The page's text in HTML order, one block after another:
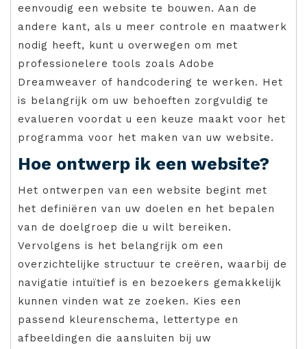
eenvoudig een website te bouwen. Aan de
andere kant, als u meer controle en maatwerk
nodig heeft, kunt u overwegen om met
professionelere tools zoals Adobe
Dreamweaver of handcodering te werken. Het
is belangrijk om uw behoeften zorgvuldig te
evalueren voordat u een keuze maakt voor het
programma voor het maken van uw website.
Hoe ontwerp ik een website?
Het ontwerpen van een website begint met
het definiëren van uw doelen en het bepalen
van de doelgroep die u wilt bereiken.
Vervolgens is het belangrijk om een
overzichtelijke structuur te creëren, waarbij de
navigatie intuïtief is en bezoekers gemakkelijk
kunnen vinden wat ze zoeken. Kies een
passend kleurenschema, lettertype en
afbeeldingen die aansluiten bij uw